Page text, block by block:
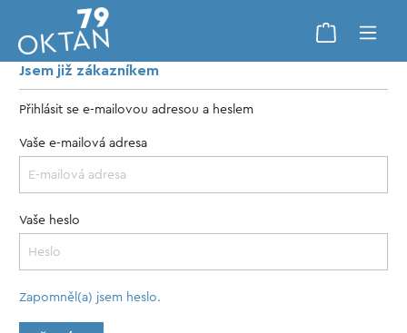
Jsem již zákazníkem
Přihlásit se e-mailovou adresou a heslem
Vaše e-mailová adresa
Vaše heslo
Zapomněl(a) jsem heslo.